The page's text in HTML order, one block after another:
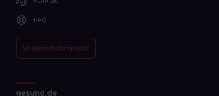
FAQ
Widerrufsformular
gesund.de